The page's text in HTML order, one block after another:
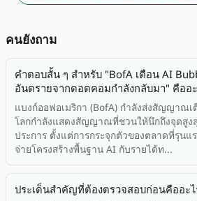
คนยังถาม
คำตอบสั้น ๆ สำหรับ "BofA เตือน AI
อันตรายจากดอตคอมกำลังกลับมา" คืออ
แบงก์ออฟอเมริกา (BofA) กำลังส่งสัญญาณเ
โลกกำลังแสดงสัญญาณที่ชวนให้นึกถึงจุดสูง
ประการ ตั้งแต่การกระจุกตัวของตลาดที่รุนแ
จ่ายโครงสร้างพื้นฐาน AI กับรายได้ท...
ประเด็นสำคัญที่ต้องตรวจสอบก่อนคืออะไ